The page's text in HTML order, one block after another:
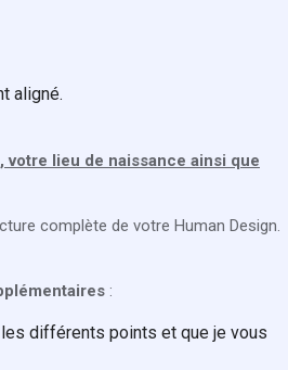
aligné.
lieu de naissance ainsi que
complète de votre Human Design.
:
différents points et que je vous